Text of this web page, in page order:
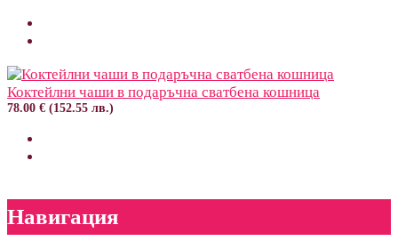
Коктейлни чаши в подаръчна сватбена кошница
78.00 € (152.55 лв.)
Навигация